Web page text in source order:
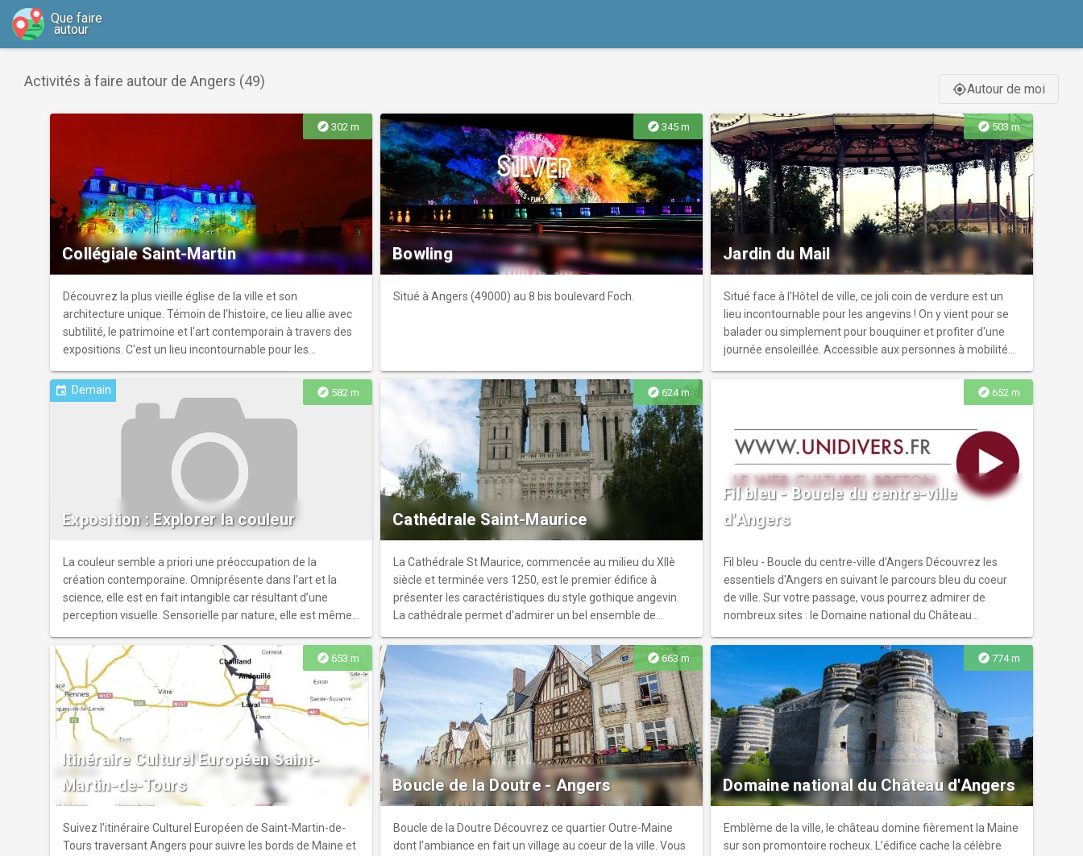
Que faire
autour
Activités à faire autour de Angers (49) gps_fixedAutour de moi
explore 302 m
Collégiale Saint-Martin
Découvrez la plus vieille église de la ville et son
architecture unique. Témoin de l'histoire, ce lieu allie avec
subtilité, le patrimoine et l'art contemporain à travers des
expositions. C'est un lieu incontournable pour les
explore 345 m
Bowling
Situé à Angers (49000) au 8 bis boulevard Foch.
explore 503 m
Jardin du Mail
Situé face à l'Hôtel de ville, ce joli coin de verdure est un
lieu incontournable pour les angevins ! On y vient pour se
balader ou simplement pour bouquiner et profiter d'une
journée ensoleillée. Accessible aux personnes à mobilité
explore 582 m
event Demain
Exposition : Explorer la couleur
La couleur semble a priori une préoccupation de la
création contemporaine. Omniprésente dans l’art et la
science, elle est en fait intangible car résultant d’une
perception visuelle. Sensorielle par nature, elle est même
explore 624 m
Cathédrale Saint-Maurice
La Cathédrale St Maurice, commencée au milieu du XIIè
siècle et terminée vers 1250, est le premier édifice à
présenter les caractéristiques du style gothique angevin.
La cathédrale permet d'admirer un bel ensemble de
explore 652 m
Fil bleu - Boucle du centre-ville
d'Angers
Fil bleu - Boucle du centre-ville d'Angers Découvrez les
essentiels d'Angers en suivant le parcours bleu du coeur
de ville. Sur votre passage, vous pourrez admirer de
nombreux sites : le Domaine national du Château
le musée Pincé, le RU - Repaire Urbain, le Grand Théâtre, le
Musée des Beaux-Arts, la Galerie David d'Angers et bien
d'autres sites incontournables. Points d'intérêt
touristiques - Le Domaine national du Château d'Angers et
la Tapisserie de l'Apocalypse - La Cathédrale Saint-
Maurice - La Maison d'Adam et la place Saint-Croix - Le
Musée Pincé - Le Grand Théâtre et la place du Ralliement -
La Maison Bleue - La Collégiale Saint-Martin - La Tour
Saint-Aubin - Le Musée des Beaux-Arts - Le Jardin du
Musée des Beaux-Arts et son cloître - Le RU - Repaire
Urbain - La Galerie David d'Angers Point de départ - Office
de Tourisme d'Angers, 7 place Kennedy
explore 653 m
Itinéraire Culturel Européen Saint-
Martin-de-Tours
Suivez l'itinéraire Culturel Européen de Saint-Martin-de-
Tours traversant Angers pour suivre les bords de Maine et
explore 663 m
Boucle de la Doutre - Angers
Boucle de la Doutre Découvrez ce quartier Outre-Maine
dont l'ambiance en fait un village au coeur de la ville. Vous
explore 774 m
Domaine national du Château d'Angers
Emblème de la ville, le château domine fièrement la Maine
sur son promontoire rocheux. L’édifice cache la célèbre